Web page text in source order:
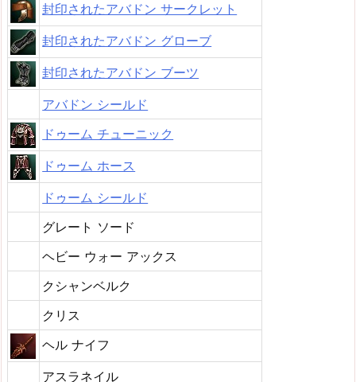
封印されたアバドン サークレット
封印されたアバドン グローブ
封印されたアバドン ブーツ
アバドン シールド
ドゥーム チューニック
ドゥーム ホース
ドゥーム シールド
グレート ソード
ヘビー ウォー アックス
クシャンベルク
クリス
ヘル ナイフ
アスラネイル